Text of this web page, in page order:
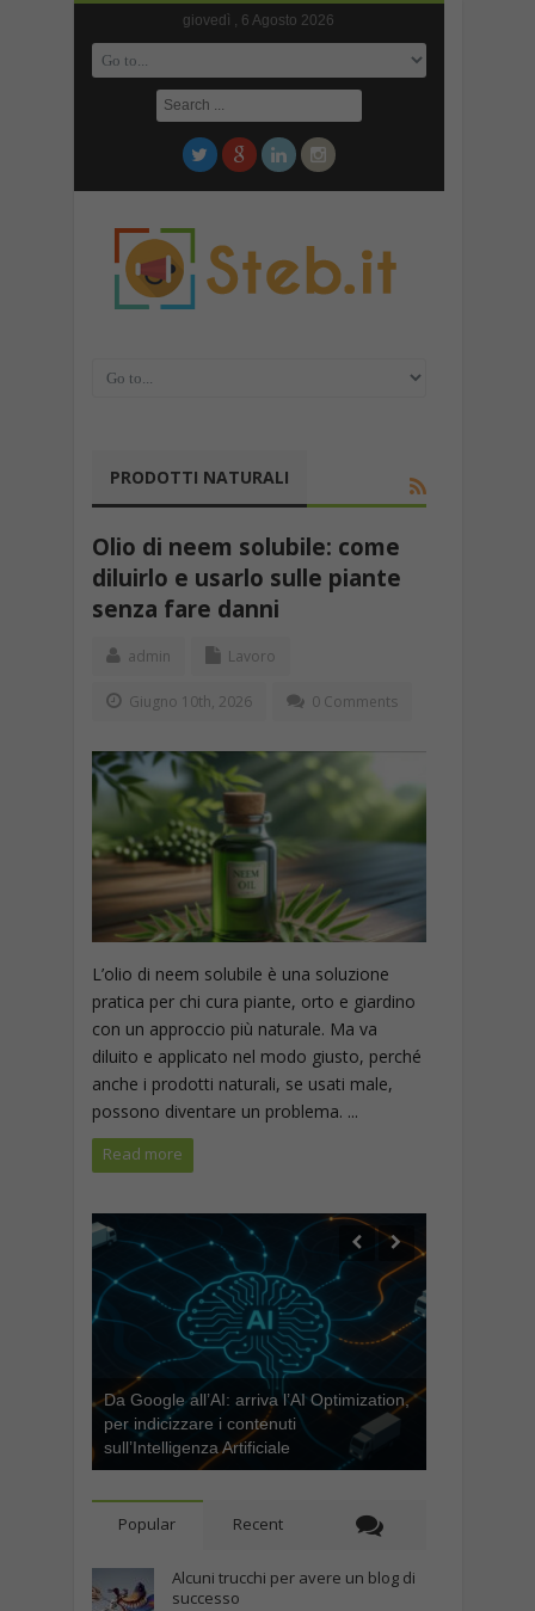
giovedì , 6 Agosto 2026
PRODOTTI NATURALI
Olio di neem solubile: come
diluirlo e usarlo sulle piante
senza fare danni
admin Lavoro
Giugno 10th, 2026 0 Comments
L’olio di neem solubile è una soluzione
pratica per chi cura piante, orto e giardino
con un approccio più naturale. Ma va
diluito e applicato nel modo giusto, perché
anche i prodotti naturali, se usati male,
possono diventare un problema. ...
Read more
Da Google all’AI: arriva l’AI Optimization,
per indicizzare i contenuti
sull’Intelligenza Artificiale
Popular Recent
Alcuni trucchi per avere un blog di
successo